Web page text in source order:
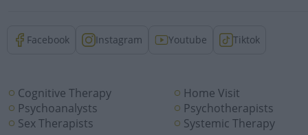
Facebook Instagram Youtube Tiktok
Cognitive Therapy
Home Visit
Psychoanalysts
Psychotherapists
Sex Therapists
Systemic Therapy